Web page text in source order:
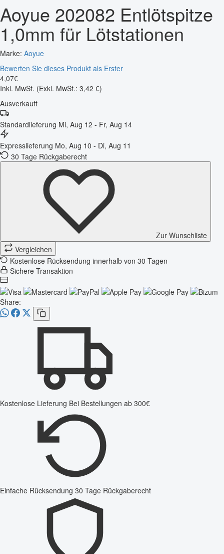
Aoyue 202082 Entlötspitze
1,0mm für Lötstationen
Marke: Aoyue
Bewerten Sie dieses Produkt als Erster
4,07€
Inkl. MwSt. (Exkl. MwSt.: 3,42 €)
Ausverkauft
Standardlieferung Mi, Aug 12 - Fr, Aug 14
Expresslieferung Mo, Aug 10 - Di, Aug 11
30 Tage Rückgaberecht
Zur Wunschliste
Vergleichen
Kostenlose Rücksendung innerhalb von 30 Tagen
Sichere Transaktion
Share:
Kostenlose Lieferung Bei Bestellungen ab 300€
Einfache Rücksendung 30 Tage Rückgaberecht